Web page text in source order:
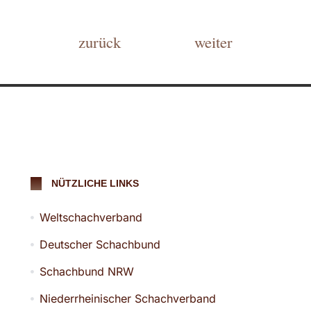
zurück weiter
NÜTZLICHE LINKS
Weltschachverband
Deutscher Schachbund
Schachbund NRW
Niederrheinischer Schachverband